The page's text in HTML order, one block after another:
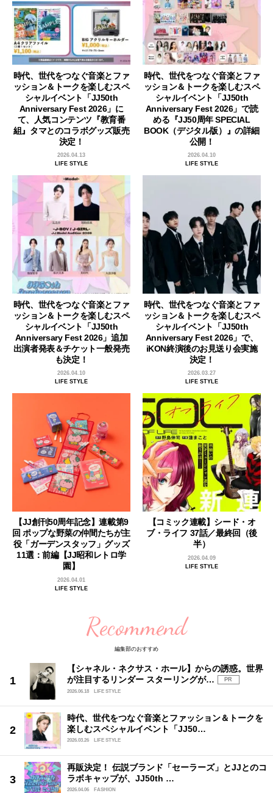
時代、世代をつなぐ音楽とファ
ッション＆トークを楽しむスペ
シャルイベント「JJ50th
Anniversary Fest 2026」に
て、人気コンテンツ『教育番
組』タマとのコラボグッズ販売
決定！
2026.04.13
LIFE STYLE
時代、世代をつなぐ音楽とファ
ッション＆トークを楽しむスペ
シャルイベント「JJ50th
Anniversary Fest 2026」で読
める『JJ50周年 SPECIAL
BOOK（デジタル版）』の詳細
公開！
2026.04.10
LIFE STYLE
時代、世代をつなぐ音楽とファ
ッション＆トークを楽しむスペ
シャルイベント「JJ50th
Anniversary Fest 2026」追加
出演者発表＆チケット一般発売
も決定！
2026.04.10
LIFE STYLE
時代、世代をつなぐ音楽とファ
ッション＆トークを楽しむスペ
シャルイベント「JJ50th
Anniversary Fest 2026」で、
iKON終演後のお見送り会実施
決定！
2026.03.27
LIFE STYLE
【JJ創刊50周年記念】連載第9
回 ポップな野菜の仲間たちが主
役「ガーデンスタッフ」グッズ
11選：前編【JJ昭和レトロ学
園】
2026.04.01
LIFE STYLE
【コミック連載】シード・オ
ブ・ライフ 37話／最終回（後
半）
2026.04.09
LIFE STYLE
Recommend
編集部のおすすめ
【シャネル・ネクサス・ホール】からの誘惑。世界
が注目するリンダー スターリングが…
PR
2026.06.18
LIFE STYLE
時代、世代をつなぐ音楽とファッション＆トークを
楽しむスペシャルイベント「JJ50…
2026.03.26 LIFE STYLE
再販決定！ 伝説ブランド「セーラーズ」とJJとのコ
ラボキャップが、JJ50th …
2026.04.06 FASHION